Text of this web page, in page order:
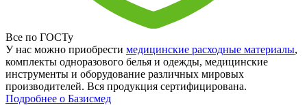
Все по ГОСТу
У нас можно приобрести медицинские расходные материалы,
комплекты одноразового белья и одежды, медицинские
инструменты и оборудование различных мировых
производителей. Вся продукция сертифицирована.
Подробнее о Базисмед